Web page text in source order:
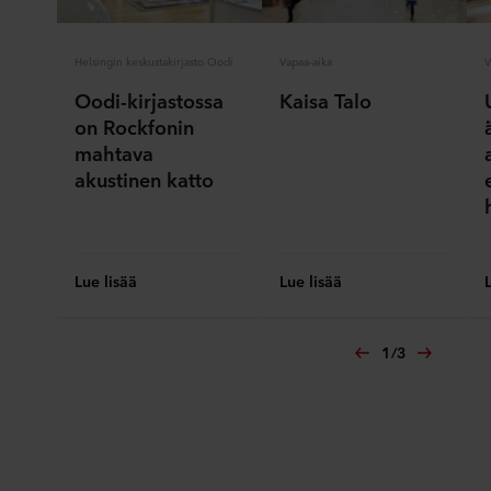
tietosuojalausekkeestamme
yrityksen tiedot, joka on henkilötietojesi rekisterinpitäjä.
Helsingin keskustakirjasto Oodi
Oodi-kirjastossa
on Rockfonin
mahtava
akustinen katto
Lue lisää
Vapaa-aika
Kaisa Talo
Lue lisää
1/3